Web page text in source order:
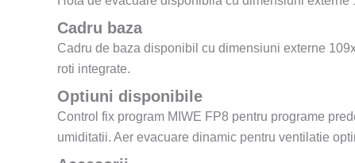
Cadru baza
Cadru de baza disponibil cu dimensiuni externe
roti integrate.
Optiuni disponibile
Control fix program MIWE FP8 pentru programe
umiditatii. Aer evacuare dinamic pentru ventilatie